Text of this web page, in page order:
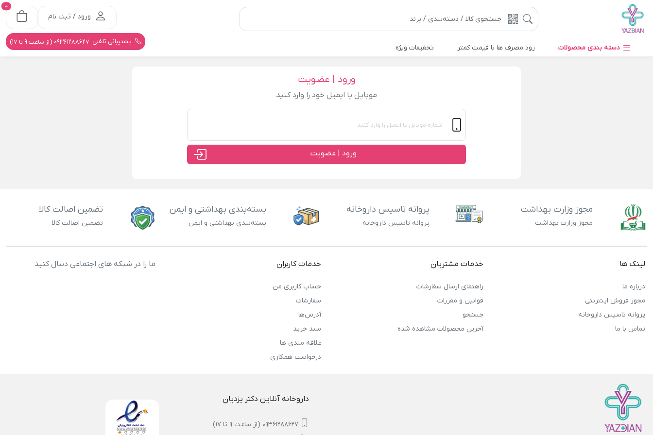
ورود / ثبت نام
0
پشتیبانی تلفنی :09361288627 (از ساعت 9 تا 17)
دسته بندی محصولات زود مصرف ها با قیمت کمتر تخفیفات ویژه
ورود | عضویت
موبایل یا ایمیل خود را وارد کنید
ورود | عضویت
مجوز وزارت بهداشت
مجوز وزارت بهداشت
پروانه تاسیس داروخانه
پروانه تاسیس داروخانه
بسته‌بندی بهداشتی و ایمن
بسته‌بندی بهداشتی و ایمن
تضمین اصالت کالا
تضمین اصالت کالا
لینک ها
درباره ما
مجوز فروش اینترنتی
پروانه تاسیس داروخانه
تماس با ما
خدمات مشتریان
راهنمای ارسال سفارشات
قوانین و مقررات
جستجو
آخرین محصولات مشاهده شده
خدمات کاربران
حساب کاربری من
سفارشات
آدرس‌ها
سبد خرید
علاقه مندی ها
درخواست همکاری
ما را در شبکه های اجتماعی دنبال کنید
داروخانه آنلاین دکتر یزدیان
09361288627 (از ساعت 9 تا 17)